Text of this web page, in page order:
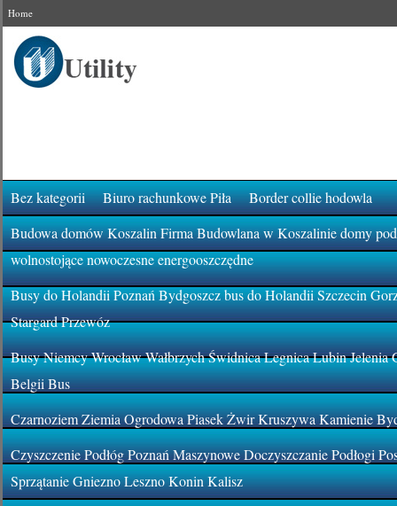
Home
Bez kategorii Biuro rachunkowe Piła
Border collie hodowla
Budowa domów Koszalin Firma Budowlana w Koszalinie domy
wolnostojące nowoczesne energooszczędne
Busy do Holandii Poznań Bydgoszcz bus do Holandii Szczecin
Stargard Przewóz
Busy Niemcy Wrocław Wałbrzych Świdnica Legnica Lubin
Belgii Bus
Czarnoziem Ziemia Ogrodowa Piasek Żwir Kruszywa Kamienie
Czyszczenie Podłóg Poznań Maszynowe Doczyszczanie Podłogi
Sprzątanie Gniezno Leszno Konin Kalisz